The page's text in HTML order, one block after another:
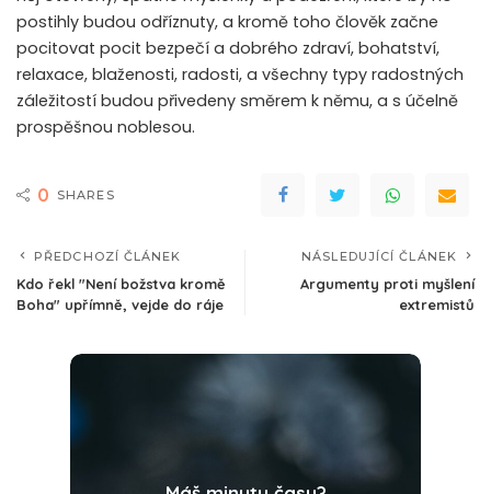
postihly budou odříznuty, a kromě toho člověk začne
pocitovat pocit bezpečí a dobrého zdraví, bohatství,
relaxace, blaženosti, radosti, a všechny typy radostných
záležitostí budou přivedeny směrem k němu, a s účelně
prospěšnou noblesou.
0 SHARES
PŘEDCHOZÍ ČLÁNEK
Kdo řekl "Není božstva kromě
Boha" upřímně, vejde do ráje
NÁSLEDUJÍCÍ ČLÁNEK
Argumenty proti myšlení
extremistů